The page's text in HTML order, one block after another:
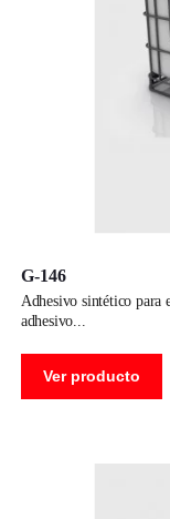
G-146
adhesivo sintético para etiquetado de latas metálicas (segunda estación).
adhesivo
Ver producto